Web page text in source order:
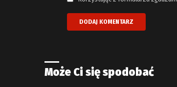
Może Ci się spodobać